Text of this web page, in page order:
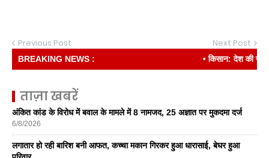
Previous Post Next Post
BREAKING NEWS : • किसान: देश की रीढ़
ताज़ा खबरें
अंकित कांड के विरोध में बवाल के मामले में 8 नामजद, 25 अज्ञात पर मुकदमा दर्ज
6/8/2026
लगातार हो रही बारिश बनी आफत, कच्चा मकान गिरकर हुआ धारासाई, बेघर हुआ